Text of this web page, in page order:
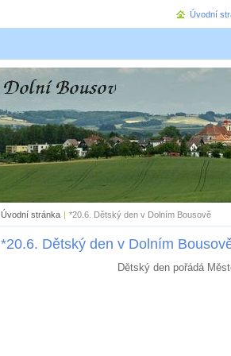
Úvodní stránka | *20.6. Dětský den v Dolním Bousově
*20.6. Dětský den v Dolním
Dětský den pořádá
Úvodní